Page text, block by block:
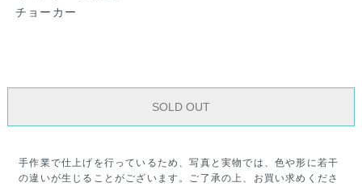
チョーカー
SOLD OUT
手作業で仕上げを行っているため、写真と実物では、色や形に若干
の違いが生じることがございます。ご了承の上、お買い求めくださ